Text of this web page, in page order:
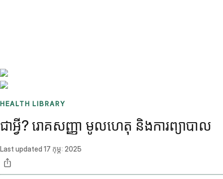
HEALTH LIBRARY
ជាអ្វី? រោគសញ្ញា មូលហេតុ និងការព្យាបាល
Last updated 17 កុម្ភៈ 2025